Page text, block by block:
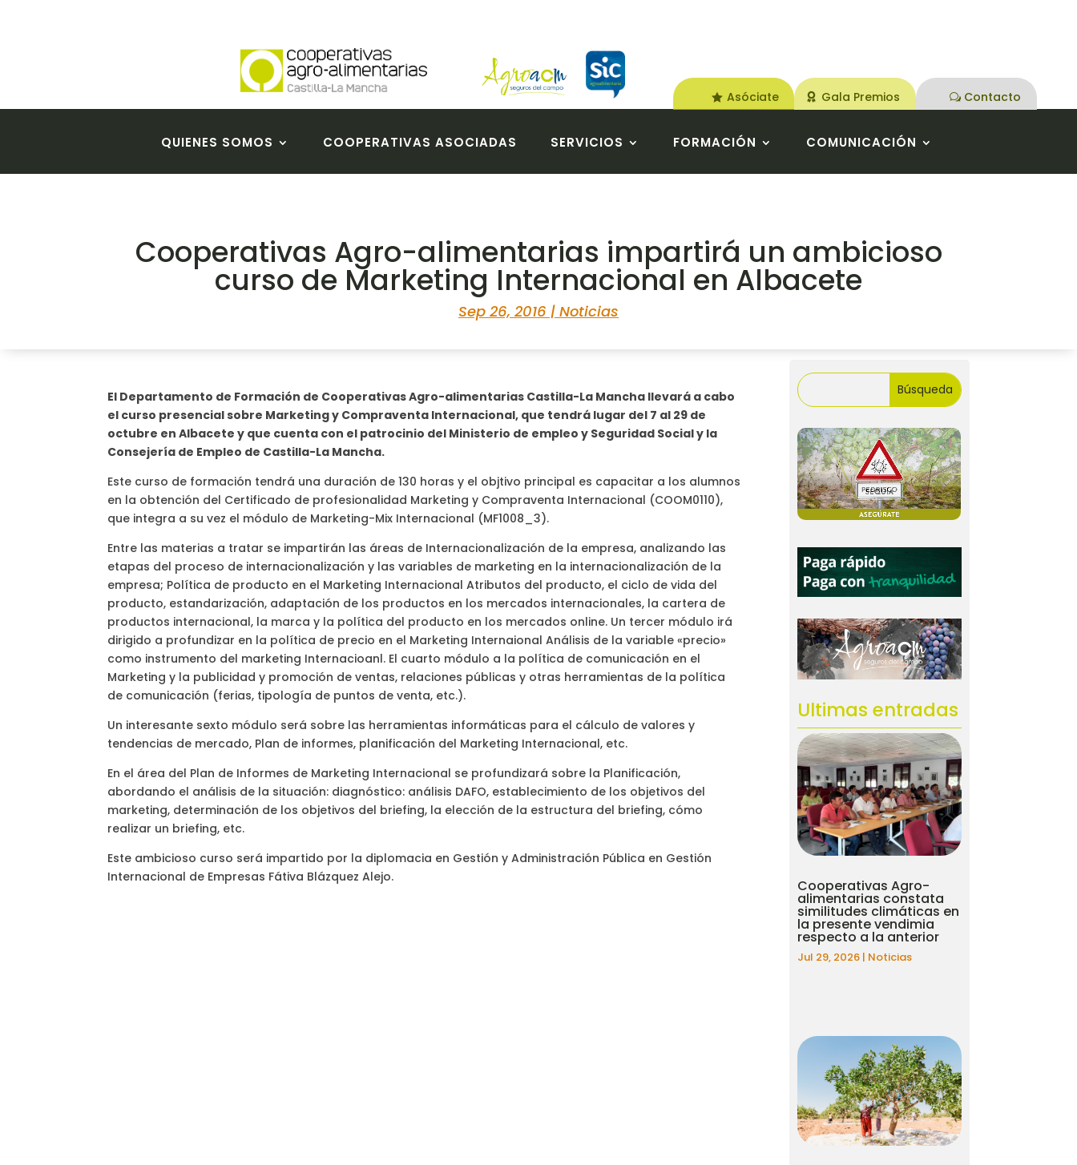
Asóciate Gala Premios Contacto
QUIENES SOMOS COOPERATIVAS ASOCIADAS SERVICIOS FORMACIÓN COMUNICACIÓN
Cooperativas Agro-alimentarias impartirá un ambicioso
curso de Marketing Internacional en Albacete
Sep 26, 2016 | Noticias
El Departamento de Formación de Cooperativas Agro-alimentarias Castilla-La Mancha llevará a cabo
el curso presencial sobre Marketing y Compraventa Internacional, que tendrá lugar del 7 al 29 de
octubre en Albacete y que cuenta con el patrocinio del Ministerio de empleo y Seguridad Social y la
Consejería de Empleo de Castilla-La Mancha.
Este curso de formación tendrá una duración de 130 horas y el objtivo principal es capacitar a los alumnos
en la obtención del Certificado de profesionalidad Marketing y Compraventa Internacional (COOM0110),
que integra a su vez el módulo de Marketing-Mix Internacional (MF1008_3).
Entre las materias a tratar se impartirán las áreas de Internacionalización de la empresa, analizando las
etapas del proceso de internacionalización y las variables de marketing en la internacionalización de la
empresa; Política de producto en el Marketing Internacional Atributos del producto, el ciclo de vida del
producto, estandarización, adaptación de los productos en los mercados internacionales, la cartera de
productos internacional, la marca y la política del producto en los mercados online. Un tercer módulo irá
dirigido a profundizar en la política de precio en el Marketing Internaional Análisis de la variable «precio»
como instrumento del marketing Internacioanl. El cuarto módulo a la política de comunicación en el
Marketing y la publicidad y promoción de ventas, relaciones públicas y otras herramientas de la política
de comunicación (ferias, tipología de puntos de venta, etc.).
Un interesante sexto módulo será sobre las herramientas informáticas para el cálculo de valores y
tendencias de mercado, Plan de informes, planificación del Marketing Internacional, etc.
En el área del Plan de Informes de Marketing Internacional se profundizará sobre la Planificación,
abordando el análisis de la situación: diagnóstico: análisis DAFO, establecimiento de los objetivos del
marketing, determinación de los objetivos del briefing, la elección de la estructura del briefing, cómo
realizar un briefing, etc.
Este ambicioso curso será impartido por la diplomacia en Gestión y Administración Pública en Gestión
Internacional de Empresas Fátiva Blázquez Alejo.
Ultimas entradas
Cooperativas Agro-
alimentarias constata
similitudes climáticas en
la presente vendimia
respecto a la anterior
Jul 29, 2026 | Noticias